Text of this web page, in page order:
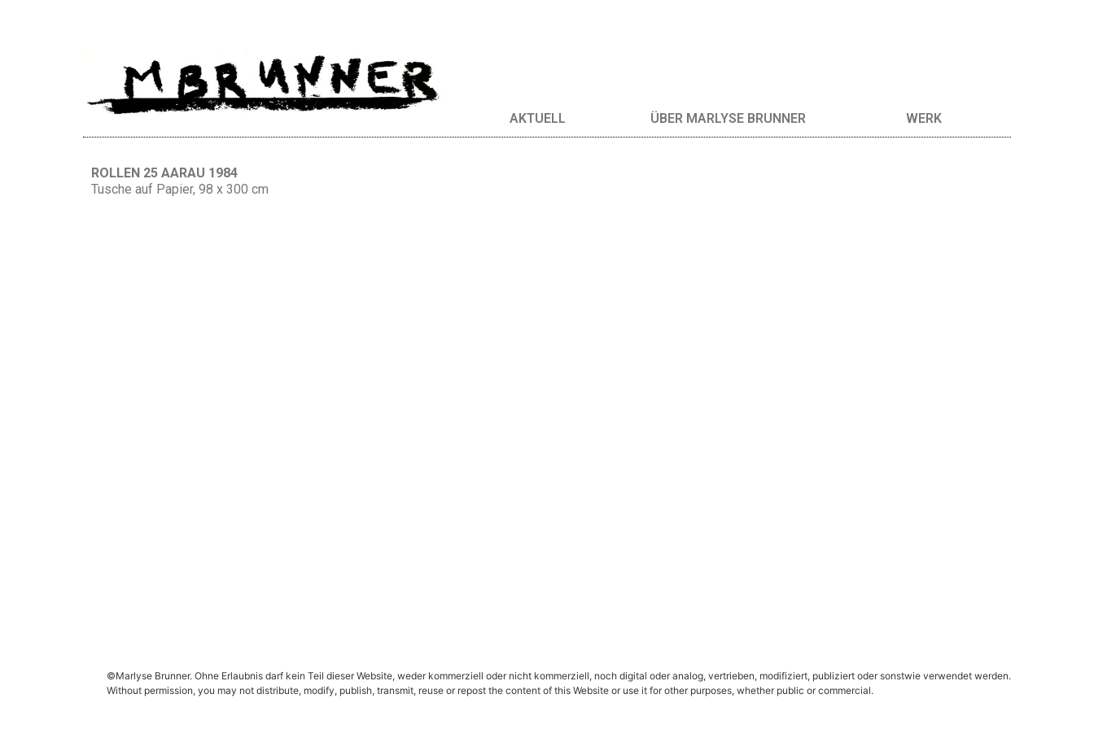
AKTUELL ÜBER MARLYSE BRUNNER WERK
ROLLEN 25 AARAU 1984
Tusche auf Papier, 98 x 300 cm
©Marlyse Brunner. Ohne Erlaubnis darf kein Teil dieser Website, weder kommerziell oder nicht kommerziell, noch digital oder analog, vertrieben, modifiziert, publiziert oder sonstwie verwendet werden.
Without permission, you may not distribute, modify, publish, transmit, reuse or repost the content of this Website or use it for other purposes, whether public or commercial.